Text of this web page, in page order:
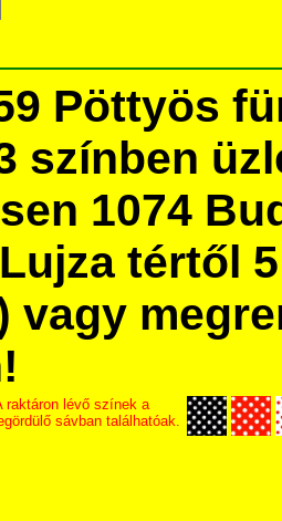
Pöttyös
színben
1074
tértől
vagy
raktáron lévő színek a
sávban találhatóak.